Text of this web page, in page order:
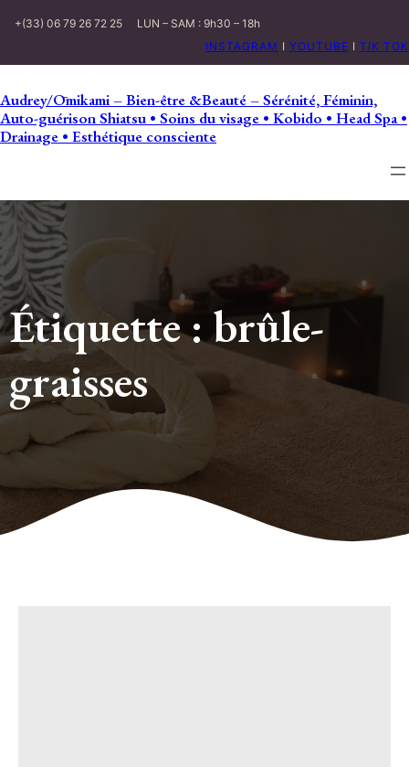
+(33) 06 79 26 72 25
LUN – SAM : 9h30 – 18h
INSTAGRAM I YOUTUBE I TIK TOK
Audrey/Ōmikami – Bien-être &Beauté – Sérénité, Féminin,
Auto-guérison Shiatsu • Soins du visage • Kobido • Head Spa •
Drainage • Esthétique consciente
Étiquette :brûle-
graisses